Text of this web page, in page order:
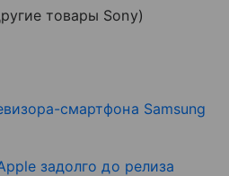
товары Sony)
смартфона Samsung
задолго до релиза